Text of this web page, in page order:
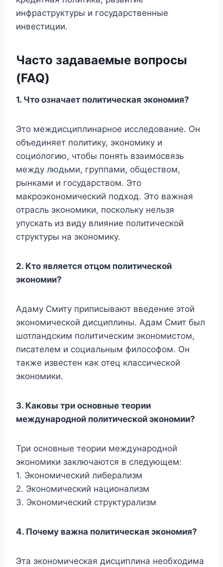
инфраструктуры и государственные
инвестиции.
Часто задаваемые вопросы
(FAQ)
1. Что означает политическая экономия?
Это междисциплинарное исследование. Он
объединяет политику, экономику и
социологию, чтобы понять взаимосвязь
между людьми, группами, обществом,
рынками и государством. Это
макроэкономический подход. Это важная
отрасль экономики, поскольку нельзя
упускать из виду влияние политической
структуры на экономику.
2. Кто является отцом политической
экономии?
Адаму Смиту приписывают введение этой
экономической дисциплины. Адам Смит был
шотландским политическим экономистом,
писателем и социальным философом. Он
также известен как отец классической
экономики.
3. Каковы три основные теории
международной политической экономии?
Три основные теории международной
экономики заключаются в следующем:
1. Экономический либерализм
2. Экономический национализм
3. Экономический структурализм
4. Почему важна политическая экономия?
Эта экономическая дисциплина необходима